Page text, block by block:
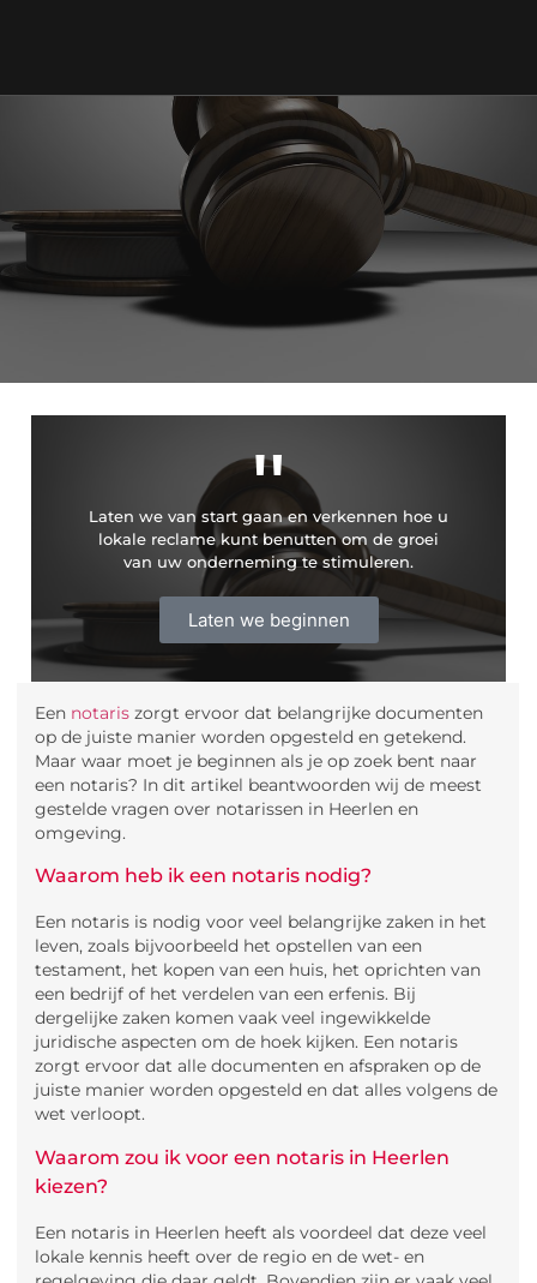
Een notaris zorgt ervoor dat belangrijke documenten
op de juiste manier worden opgesteld en getekend.
Maar waar moet je beginnen als je op zoek bent naar
een notaris? In dit artikel beantwoorden wij de meest
gestelde vragen over notarissen in Heerlen en
omgeving.
Waarom heb ik een notaris nodig?
Een notaris is nodig voor veel belangrijke zaken in het
leven, zoals bijvoorbeeld het opstellen van een
testament, het kopen van een huis, het oprichten van
een bedrijf of het verdelen van een erfenis. Bij
dergelijke zaken komen vaak veel ingewikkelde
juridische aspecten om de hoek kijken. Een notaris
zorgt ervoor dat alle documenten en afspraken op de
juiste manier worden opgesteld en dat alles volgens de
wet verloopt.
Waarom zou ik voor een notaris in Heerlen
kiezen?
Een notaris in Heerlen heeft als voordeel dat deze veel
lokale kennis heeft over de regio en de wet- en
"
Laten we van start gaan en verkennen hoe u
lokale reclame kunt benutten om de groei
van uw onderneming te stimuleren.
Laten we beginnen